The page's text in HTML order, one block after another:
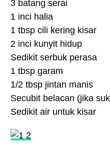
3 batang serai
1 inci halia
1 tbsp cili kering kisar
2 inci kunyit hidup
Sedikit serbuk perasa
1 tbsp garam
1/2 tbsp jintan manis
Secubit belacan (jika
Sedikit air untuk kisar